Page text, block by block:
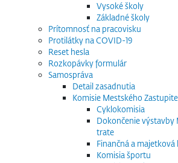
Vysoké školy
Základné školy
Prítomnosť na pracovisku
Protilátky na COVID-19
Reset hesla
Rozkopávky formulár
Samospráva
Detail zasadnutia
Komisie Mestského
Cyklokomisia
Dokončenie výstavby
trate
Finančná a majetková
Komisia športu